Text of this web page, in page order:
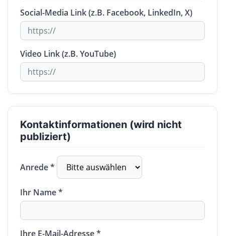
Social-Media Link (z.B. Facebook, LinkedIn, X)
Video Link (z.B. YouTube)
Kontaktinformationen (wird nicht
publiziert)
Anrede *
Ihr Name *
Ihre E-Mail-Adresse *